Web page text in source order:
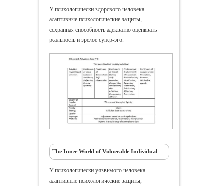
У психологически здорового человека
адаптивные психологические защиты,
сохранная способность адекватно оценивать
реальность и зрелое супер-эго.
The Inner World of Vulnerable Individual
У психологически уязвимого человека
адаптивные психологические защиты,